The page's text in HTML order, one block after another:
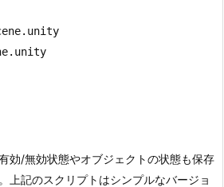
効/無効状態やオブジェクトの状態も保存
上記のスクリプトはシンプルなバージョ